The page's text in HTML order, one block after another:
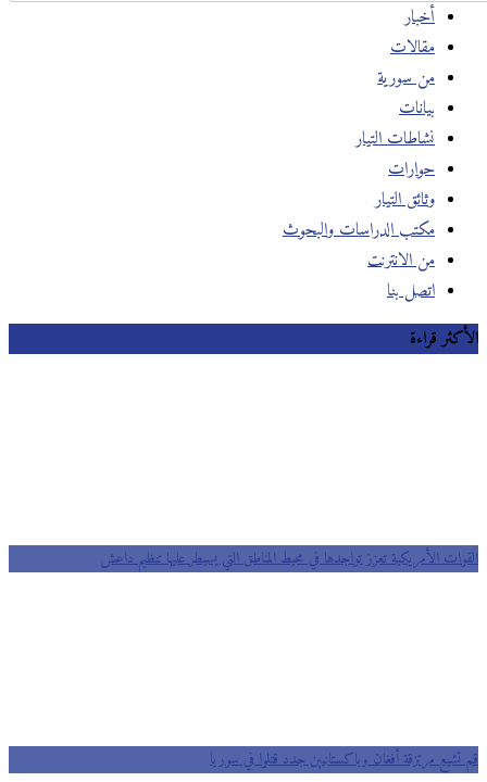
أخبار
مقالات
من سورية
بيانات
نشاطات التيار
حوارات
وثائق التيار
مكتب الدراسات والبحوث
من الانترنت
اتصل بنا
الأكثر قراءة
القوات الأمريكية تعزز تواجدها في محيط المناطق التي يسيطر عليها تنظيم داعش
قم تشيع مرتزقة أفغان وباكستانيين جدد قتلوا في سوريا